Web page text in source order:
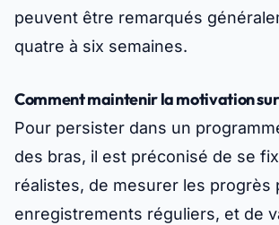
peuvent être remarqués
quatre à six semaines.
Comment maintenir la motivation
Pour persister dans un
des bras, il est préconisé de se
réalistes, de mesurer les progrès
enregistrements réguliers, et de